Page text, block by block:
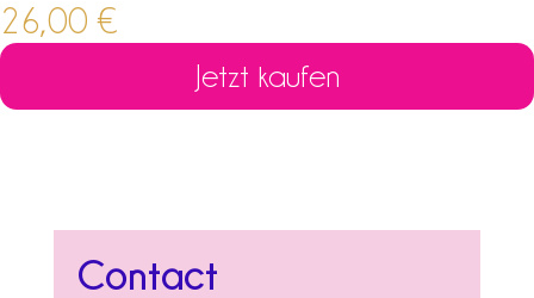
26,00€
Jetzt kaufen
Contact